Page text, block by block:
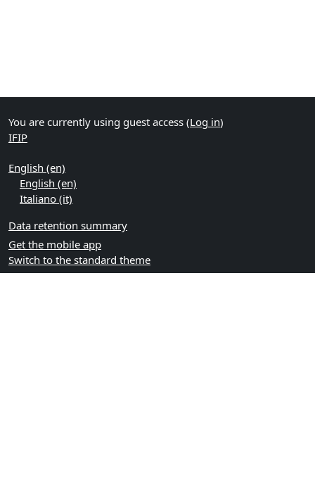
You are currently using guest access (Log in)
IFIP
English ‎(en)‎
English ‎(en)‎
Italiano ‎(it)‎
Data retention summary
Get the mobile app
Switch to the standard theme